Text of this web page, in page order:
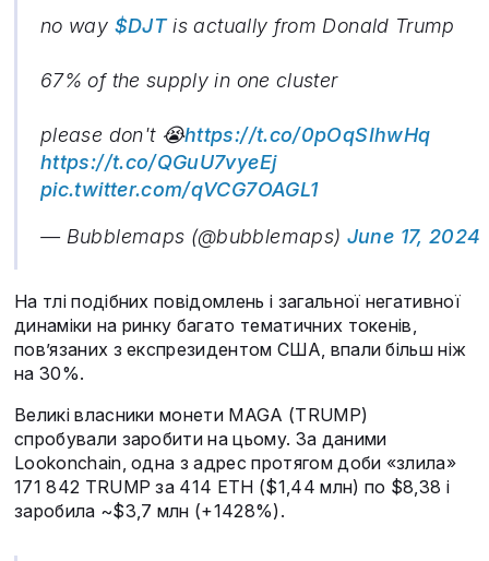
no way $DJTis actually from Donald Trump
67% of the supply in one cluster
please don't 😭https://t.co/0pOqSIhwHq
https://t.co/QGuU7vyeEj
pic.twitter.com/qVCG7OAGL1
— Bubblemaps (@bubblemaps) June 17, 2024
На тлі подібних повідомлень і загальної негативної
динаміки на ринку багато тематичних токенів,
пов’язаних з експрезидентом США, впали більш ніж
на 30%.
Великі власники монети MAGA (TRUMP)
спробували заробити на цьому. За даними
Lookonchain, одна з адрес протягом доби «злила»
171 842 TRUMP за 414 ETH ($1,44 млн) по $8,38 і
заробила ~$3,7 млн (+1428%).